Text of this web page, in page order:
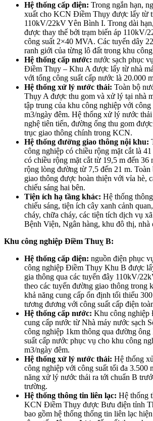
Hệ thống cấp điện: Trong ngắn hạn,
xuất cho KCN Điềm Thụy được lấy từ
110kV/22kV Yên Bình I. Trong dài
được thay thế bởi trạm biến áp 110kV/
công suất 2×40 MVA. Các tuyến dây
ranh giới của từng lô đất trong khu
Hệ thống cấp nước: nước sạch phục
Điềm Thụy – Khu A được lấy từ nhà
với tổng công suất cấp nước là 20.000
Hệ thống xử lý nước thải: Toàn bộ
Thụy A được thu gom và xử lý tại nhà
tập trung của khu công nghiệp với
m3/ngày đêm. Hệ thống xử lý nước
nghệ tiên tiến, đường ống thu gom
trục giao thông chính trong KCN.
Hệ thống đường giao thông nội khu:
công nghiệp có chiều rộng mặt cắt là
có chiều rộng mặt cắt từ 19,5 m đến 36
rộng lòng đường từ 7,5 đến 21 m.
giao thông được hoàn thiện với vỉa hè,
chiếu sáng hai bên.
Tiện ích hạ tầng khác: Hệ thống
chiếu sáng, tiện ích cây xanh cảnh
cháy, chữa cháy, các tiện tích dịch vụ
Bệnh Viện, Ngân hàng, khu đô thị,
Khu công nghiệp Điềm Thuỵ B:
Hệ thống cấp điện: nguồn điện phục
công nghiệp Điềm Thụy Khu B được
gia thông qua các tuyến đây 110kV/
theo các tuyến đường giao thông trong
khả năng cung cấp ổn định tối thiểu
tương đương với công suất cấp điện
Hệ thống cấp nước: Khu công
cung cấp nước từ Nhà máy nước sạch
công nghiệp 1km thông qua đường
suất cấp nước phục vụ cho khu công
m3/ngày đêm.
Hệ thống xử lý nước thải: Hệ thống
công nghiệp với công suất tối đa 3.500
năng xử lý nước thải ra tới chuẩn B
trường.
Hệ thống thông tin liên lạc: Hệ thống
KCN Điềm Thụy được Bưu điện tỉnh
bao gồm hệ thống thống tin liên lạc